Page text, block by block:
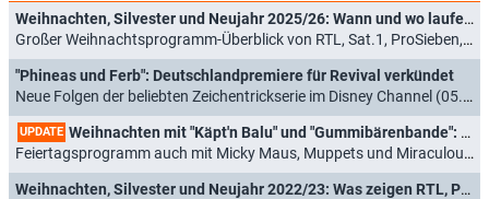
Weihnachten, Silvester und Neujahr 2025/26: Wann und wo laufen "Kevin - Allein zu Haus", "Schöne Bescherung" und Co.?
Großer Weihnachtsprogramm-Überblick von RTL, Sat.1, ProSieben, VOX, RTL Zwei und Kabel Eins (16.12.2025)
"Phineas und Ferb": Deutschlandpremiere für Revival verkündet
Neue Folgen der beliebten Zeichentrickserie im Disney Channel (05.09.2025)
UPDATE Weihnachten mit "Käpt'n Balu" und "Gummibärenbande": Disney Channel mit Zeichentrickklassikern zum Fest
Feiertagsprogramm auch mit Micky Maus, Muppets und Miraculous (02.12.2024)
Weihnachten, Silvester und Neujahr 2022/23: Was zeigen RTL, ProSieben, Sat.1 und Co.?